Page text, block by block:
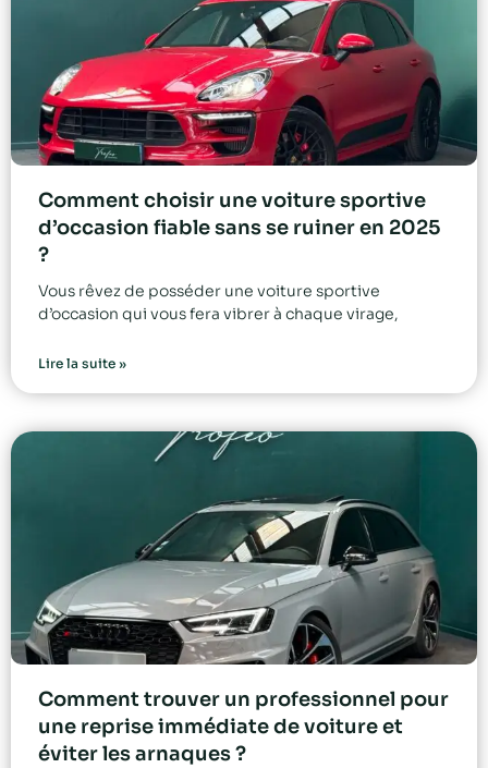
Comment choisir une voiture sportive
d’occasion fiable sans se ruiner en 2025
?
Vous rêvez de posséder une voiture sportive
d’occasion qui vous fera vibrer à chaque virage,
Lire la suite »
Comment trouver un professionnel pour
une reprise immédiate de voiture et
éviter les arnaques ?